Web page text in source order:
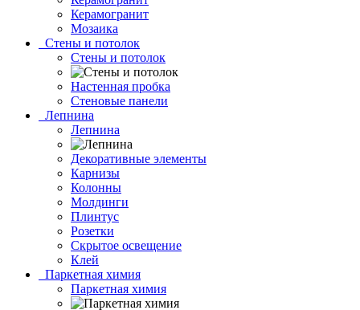
Керамогранит
Мозаика
Стены и потолок
Стены и потолок
Настенная пробка
Стеновые панели
Лепнина
Лепнина
Декоративные элементы
Карнизы
Колонны
Молдинги
Плинтус
Розетки
Скрытое освещение
Клей
Паркетная химия
Паркетная химия